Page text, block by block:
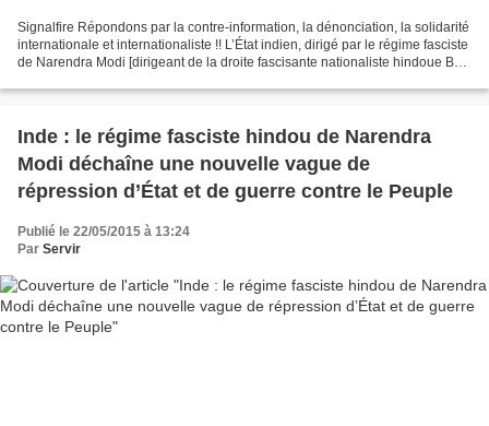
Signalfire Répondons par la contre-information, la dénonciation, la solidarité
internationale et internationaliste !! L’État indien, dirigé par le régime fasciste
de Narendra Modi [dirigeant de la droite fascisante nationaliste hindoue BJP
Inde : le régime fasciste hindou de Narendra
Modi déchaîne une nouvelle vague de
répression d’État et de guerre contre le Peuple
Publié le 22/05/2015 à 13:24
Par Servir